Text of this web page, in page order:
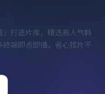
」打造片库，精选高人气韩
端即点即播，省心找片不